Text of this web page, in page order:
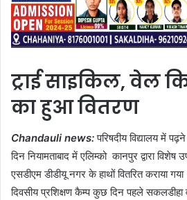
ट्राई साइकिल, वेल
का हुआ वितरण
Chandauli news:परिषदीय विद्यालय में
दिन नियामताबाद में एलिम्को कानपुर द्वारा
एसडीएम डीडीयू नगर के हाथों वितरित कराया
दिवसीय प्रशिक्षण कैम्प कुछ दिन पहले सकलडीहा